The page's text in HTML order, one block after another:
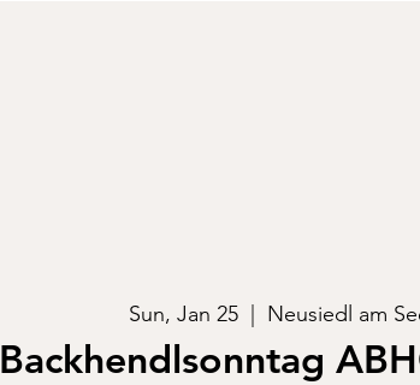
Sun, Jan 25
  |
Neusiedl am
Backhendlsonntag